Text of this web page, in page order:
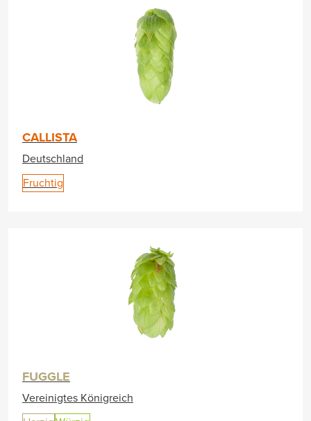
CALLISTA
Deutschland
Fruchtig
FUGGLE
Vereinigtes Königreich